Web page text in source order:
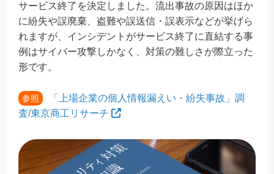
サービス終了を決定しました。流出事故の原因はほか
に紛失や誤廃棄、盗難や誤送信・誤表示などが挙げら
れますが、インシデントがサービス終了に直結する事
例はサイバー攻撃しかなく、対策の難しさが際立った
形です。
参照
「上場企業の個人情報漏えい・紛失事故」調
査/東京商工リサーチ